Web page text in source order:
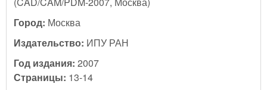
Город: Москва
Издательство: ИПУ РАН
Год издания: 2007
Страницы: 13-14